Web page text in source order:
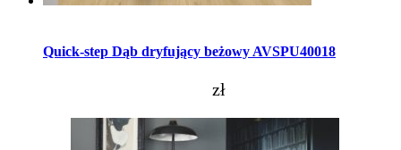
Quick-step Dąb dryfujący beżowy AVSPU40018
zł